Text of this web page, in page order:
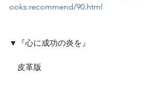
ooks.recommend/90.html
▼『心に成功の炎を』
皮革版